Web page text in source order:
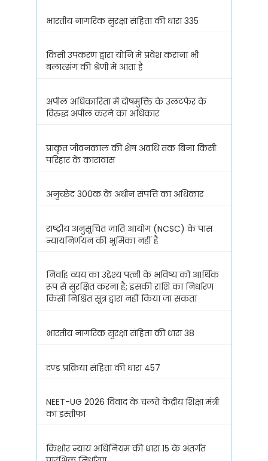
भारतीय नागरिक सुरक्षा संहिता की धारा 335
किसी उपकरण द्वारा योनि में प्रवेश कराना भी
बलात्संग की श्रेणी में आता है
अपील अधिकारिता में दोषमुक्ति के उलटफेर के
विरुद्ध अपील करने का अधिकार
प्राकृत जीवनकाल की शेष अवधि तक बिना किसी
परिहार के कारावास
अनुच्छेद 300क के अधीन संपत्ति का अधिकार
राष्ट्रीय अनुसूचित जाति आयोग (NCSC) के पास
न्यायनिर्णयन की भूमिका नहीं है
निर्वाह व्यय का उद्देश्य पत्नी के भविष्य को आर्थिक
रूप से सुरक्षित करना है; इसकी राशि का निर्धारण
किसी निश्चित सूत्र द्वारा नहीं किया जा सकता
भारतीय नागरिक सुरक्षा संहिता की धारा 38
दण्ड प्रक्रिया संहिता की धारा 457
NEET-UG 2026 विवाद के चलते केंद्रीय शिक्षा मंत्री
का इस्तीफा
किशोर न्याय अधिनियम की धारा 15 के अंतर्गत